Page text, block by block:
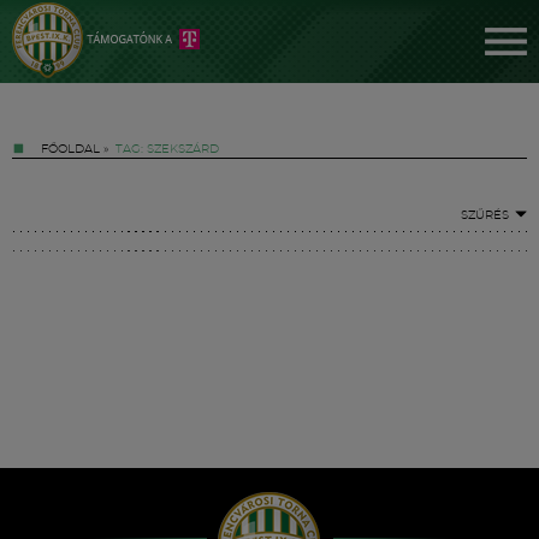
FŐOLDAL » TAG: SZEKSZÁRD
SZŰRÉS
Hírek